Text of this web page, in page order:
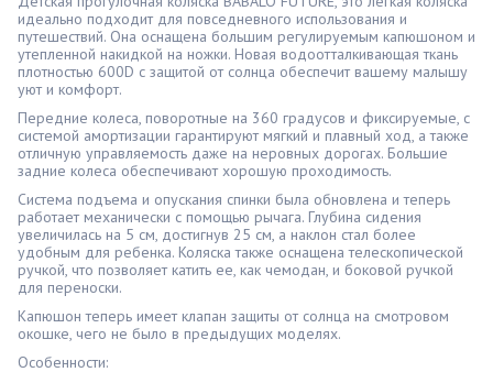
идеально подходит для повседневного использования и
путешествий. Она оснащена большим регулируемым капюшоном и
утепленной накидкой на ножки. Новая водоотталкивающая ткань
плотностью 600D с защитой от солнца обеспечит вашему малышу
уют и комфорт.
Передние колеса, поворотные на 360 градусов и фиксируемые, с
системой амортизации гарантируют мягкий и плавный ход, а также
отличную управляемость даже на неровных дорогах. Большие
задние колеса обеспечивают хорошую проходимость.
Система подъема и опускания спинки была обновлена и теперь
работает механически с помощью рычага. Глубина сидения
увеличилась на 5 см, достигнув 25 см, а наклон стал более
удобным для ребенка. Коляска также оснащена телескопической
ручкой, что позволяет катить ее, как чемодан, и боковой ручкой
для переноски.
Капюшон теперь имеет клапан защиты от солнца на смотровом
окошке, чего не было в предыдущих моделях.
Особенности: